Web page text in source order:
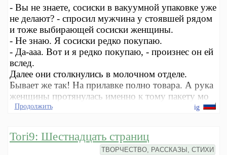
- Вы не знаете, сосиски в вакуумной упаковке уже
не делают? - спросил мужчина у стоявшей рядом
и тоже выбирающей сосиски женщины.
- Не знаю. Я сосиски редко покупаю.
- Да-ааа. Вот и я редко покупаю, - произнес он ей
вслед.
Далее они столкнулись в молочном отделе.
Бывает же так! На прилавке полно товара. А рука
женщины протянулась именно к тому пакету мо
Продолжить ig
Tori9: Шестнадцать страниц
ТВОРЧЕСТВО, РАССКАЗЫ, СТИХИ